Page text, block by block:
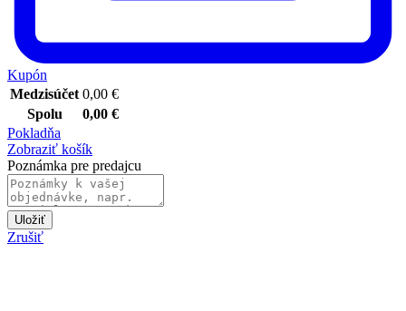
Kupón
Medzisúčet 0,00 €
Spolu
0,00 €
Pokladňa
Zobraziť košík
Poznámka pre predajcu
Uložiť
Zrušiť